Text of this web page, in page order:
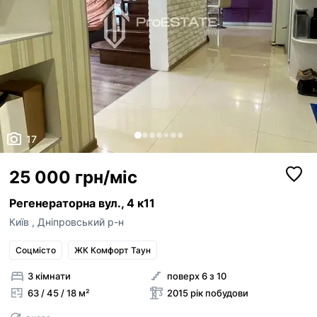
17
25 000 грн/міс
Регенераторна вул., 4 к11
Київ , Дніпровський р-н
Соцмісто ЖК Комфорт Таун
3 кімнати
63 / 45 / 18 м²
поверх 6 з 10
2015 рік побудови